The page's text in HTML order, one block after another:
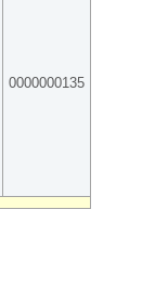
0000000135